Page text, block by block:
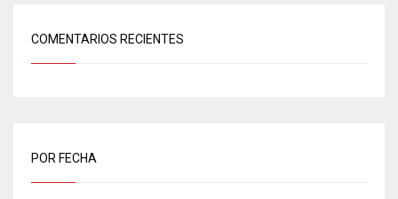
COMENTARIOS RECIENTES
POR FECHA